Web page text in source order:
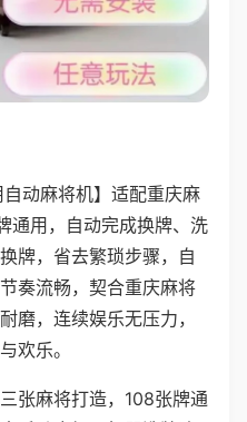
自动麻将机】适配重庆麻
通用，自动完成换牌、洗
牌，省去繁琐步骤，自
奏流畅，契合重庆麻将
磨，连续娱乐无压力，
欢乐。
张麻将打造，108张牌通